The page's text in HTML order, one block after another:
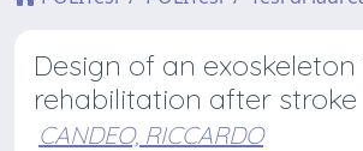
Design of an
rehabilitation after stroke
CANDEO, RICCARDO